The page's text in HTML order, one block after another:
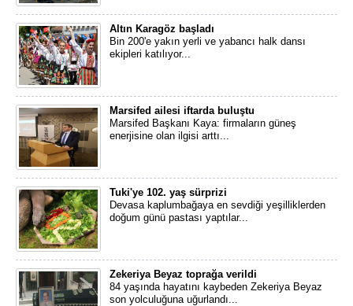
Altın Karagöz başladı
Bin 200'e yakın yerli ve yabancı halk dansı
ekipleri katılıyor...
Marsifed ailesi iftarda buluştu
Marsifed Başkanı Kaya: firmaların güneş
enerjisine olan ilgisi arttı...
Tuki'ye 102. yaş sürprizi
Devasa kaplumbağaya en sevdiği yeşilliklerden
doğum günü pastası yaptılar...
Zekeriya Beyaz toprağa verildi
84 yaşında hayatını kaybeden Zekeriya Beyaz
son yolculuğuna uğurlandı...